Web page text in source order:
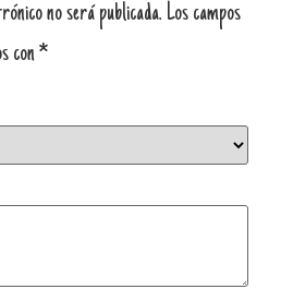
no será publicada. Los campos
con*